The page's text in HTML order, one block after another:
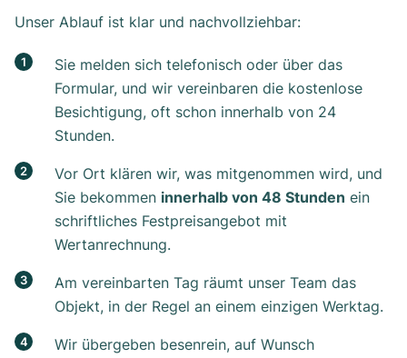
Unser Ablauf ist klar und nachvollziehbar:
Sie melden sich telefonisch oder über das
Formular, und wir vereinbaren die kostenlose
Besichtigung, oft schon innerhalb von 24
Stunden.
Vor Ort klären wir, was mitgenommen wird, und
Sie bekommen innerhalb von 48 Stunden ein
schriftliches Festpreisangebot mit
Wertanrechnung.
Am vereinbarten Tag räumt unser Team das
Objekt, in der Regel an einem einzigen Werktag.
Wir übergeben besenrein, auf Wunsch